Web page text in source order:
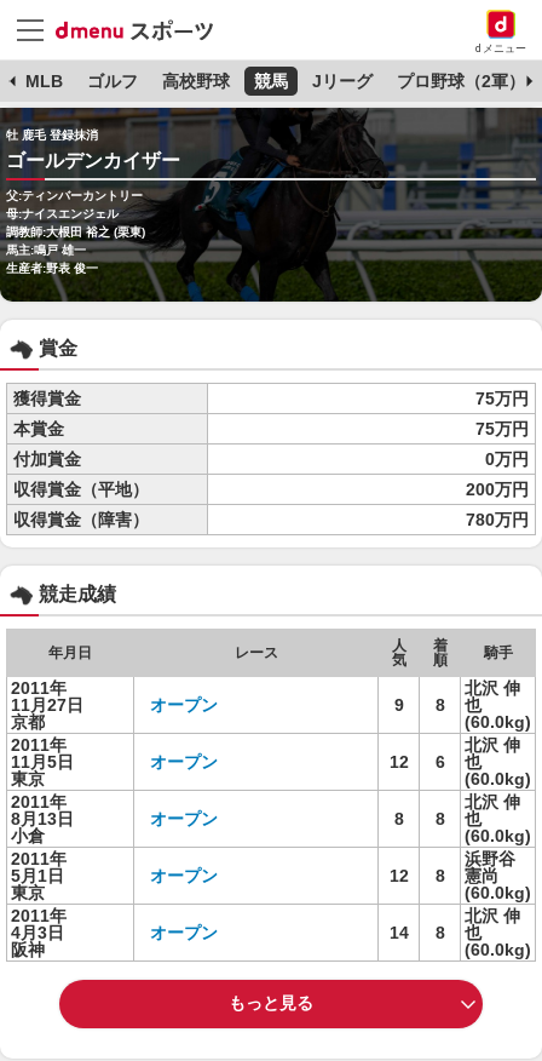
dメニュー
MLB ゴルフ 高校野球 競馬 Jリーグ プロ野球（2軍）
牡 鹿毛 登録抹消
ゴールデンカイザー
父:ティンバーカントリー
母:ナイスエンジェル
調教師:大根田 裕之 (栗東)
馬主:鳴戸 雄一
生産者:野表 俊一
賞金
獲得賞金
75万円
本賞金
75万円
付加賞金
0万円
収得賞金（平地）
200万円
収得賞金（障害）
780万円
競走成績
年月日 レース
人
気
着
順
騎手
2011年
11月27日
京都
オープン 9 8
北沢 伸
也
(60.0kg)
2011年
11月5日
東京
オープン 12 6
北沢 伸
也
(60.0kg)
2011年
8月13日
小倉
オープン 8 8
北沢 伸
也
(60.0kg)
2011年
5月1日
東京
オープン 12 8
浜野谷
憲尚
(60.0kg)
2011年
4月3日
阪神
オープン 14 8
北沢 伸
也
(60.0kg)
もっと見る